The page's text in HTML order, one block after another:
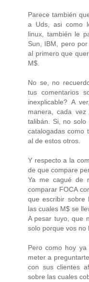
Parece también
a Uds, asi como
linux, también le
Sun, IBM, pero
al primero que
M$.
No se, no
tus comentarios
inexplicable? A
manera, cada
talibán. Si, no
catalogadas como
al de estos otros.
Y respecto a la
de que compare
Ya me cagué de
comparar FOCA
que escribir sobre
las cuales M$ se
A pesar tuyo, que
solo porque vos no
Pero como hoy
meter a
con sus clientes
sobre las cuales